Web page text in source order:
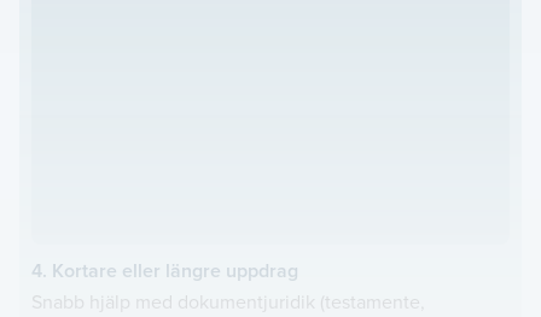
4. Kortare eller längre uppdrag
Snabb hjälp med dokumentjuridik (testamente,